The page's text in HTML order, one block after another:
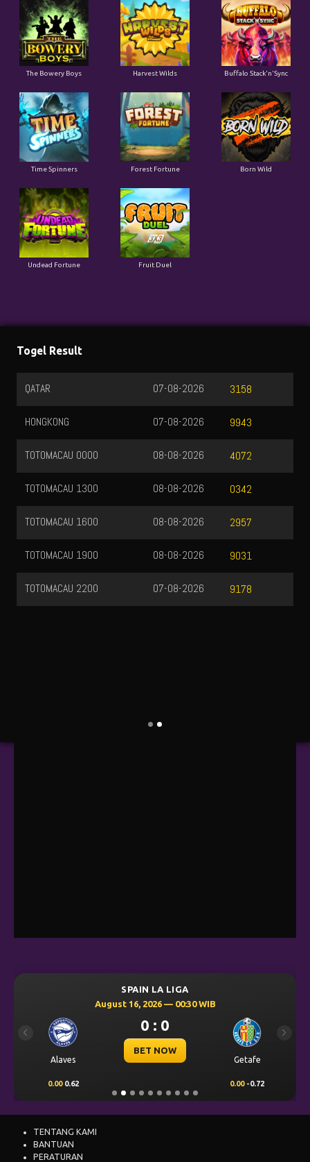
The Bowery Boys Harvest Wilds Buffalo Stack'n'Sync
Time Spinners Forest Fortune Born Wild
Undead Fortune Fruit Duel
SPAIN LA LIGA
August 16, 2026 — 00:30 WIB
Alaves
0 : 0
BET NOW
Getafe
0.00 0.62 0.00 -0.72
Previous Next
Togel Result
QATAR 3158
07-08-2026
HONGKONG 9943
07-08-2026
TOTOMACAU 0000 4072
08-08-2026
TOTOMACAU 1300 0342
08-08-2026
TOTOMACAU 1600 2957
08-08-2026
TOTOMACAU 1900 9031
08-08-2026
TOTOMACAU 2200 9178
07-08-2026
TENTANG KAMI
BANTUAN
PERATURAN